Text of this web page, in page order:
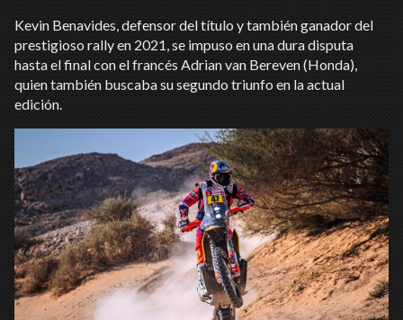
Kevin Benavides, defensor del título y también ganador del
prestigioso rally en 2021, se impuso en una dura disputa
hasta el final con el francés Adrian van Bereven (Honda),
quien también buscaba su segundo triunfo en la actual
edición.